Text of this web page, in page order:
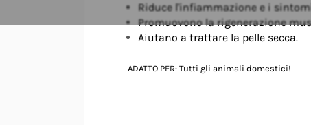
Riduce l'infiammazione e i
Promuovono la rigenerazione
Aiutano a trattare la pelle secca.
ADATTO PER: Tutti gli animali domestici!